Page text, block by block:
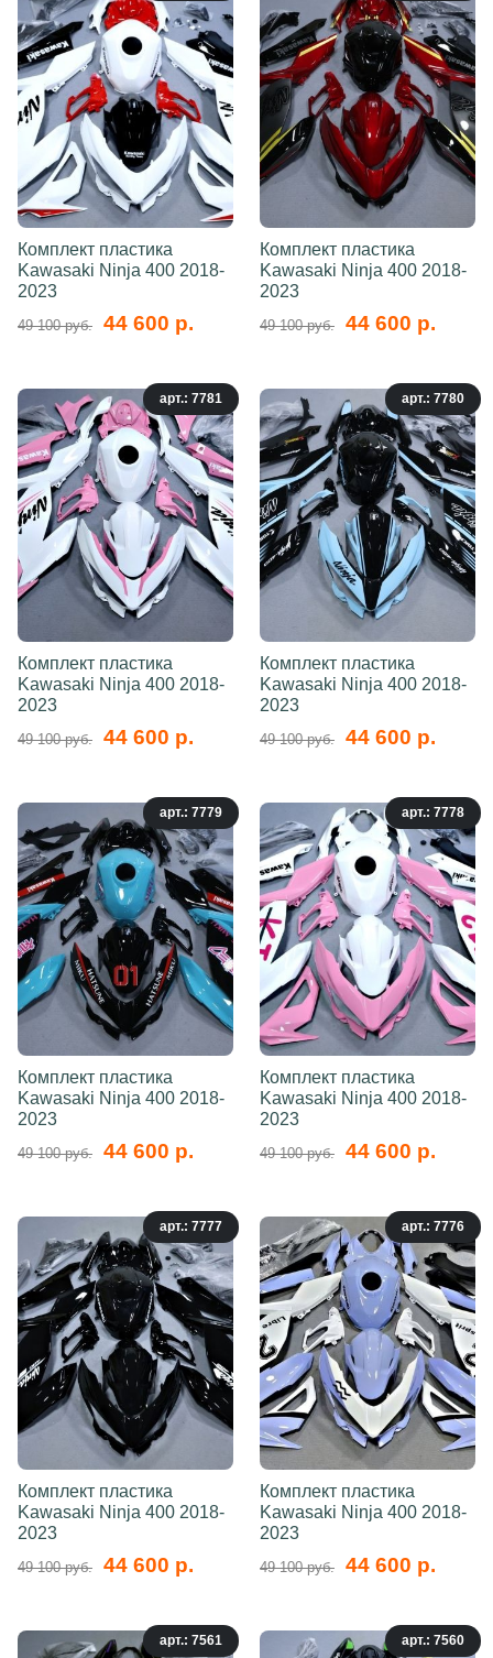
Комплект пластика
Kawasaki Ninja 400 2018-
2023
49 100 руб. 44 600 р.
Комплект пластика
Kawasaki Ninja 400 2018-
2023
49 100 руб. 44 600 р.
арт.: 7781
Комплект пластика
Kawasaki Ninja 400 2018-
2023
49 100 руб. 44 600 р.
арт.: 7780
Комплект пластика
Kawasaki Ninja 400 2018-
2023
49 100 руб. 44 600 р.
арт.: 7779
Комплект пластика
Kawasaki Ninja 400 2018-
2023
49 100 руб. 44 600 р.
арт.: 7778
Комплект пластика
Kawasaki Ninja 400 2018-
2023
49 100 руб. 44 600 р.
арт.: 7777
Комплект пластика
Kawasaki Ninja 400 2018-
2023
49 100 руб. 44 600 р.
арт.: 7776
Комплект пластика
Kawasaki Ninja 400 2018-
2023
49 100 руб. 44 600 р.
арт.: 7561 арт.: 7560